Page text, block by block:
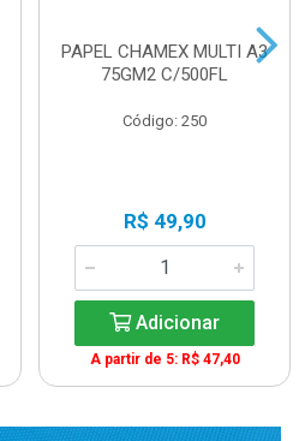
PAPEL CHAMEX MULTI A3
75GM2 C/500FL
Código: 250
R$ 49,90
Adicionar
A partir de 5: R$ 47,40